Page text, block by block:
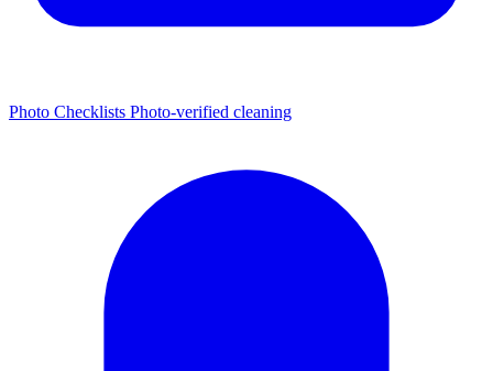
Photo Checklists Photo-verified cleaning